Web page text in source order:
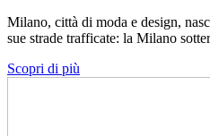
Milano, città di moda e design,
sue strade trafficate: la Milano
Scopri di più